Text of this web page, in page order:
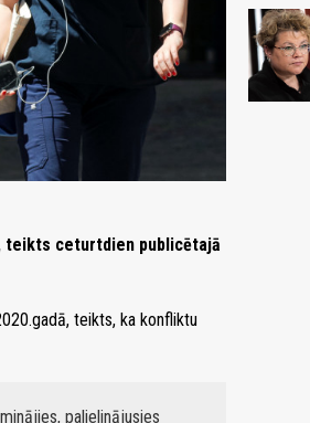
teikts ceturtdien publicētajā
teikts, ka konfliktu
palielinājusies